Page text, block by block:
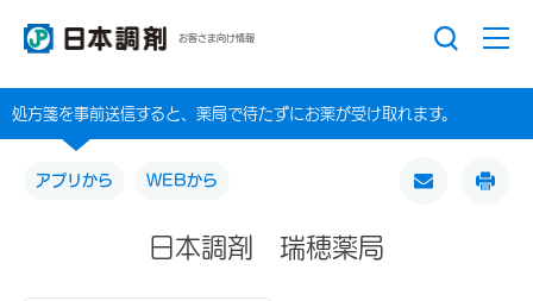
お客さま向け情報
処方箋を事前送信すると、薬局で待たずにお薬が受け取れます。
アプリから WEBから
日本調剤 瑞穂薬局